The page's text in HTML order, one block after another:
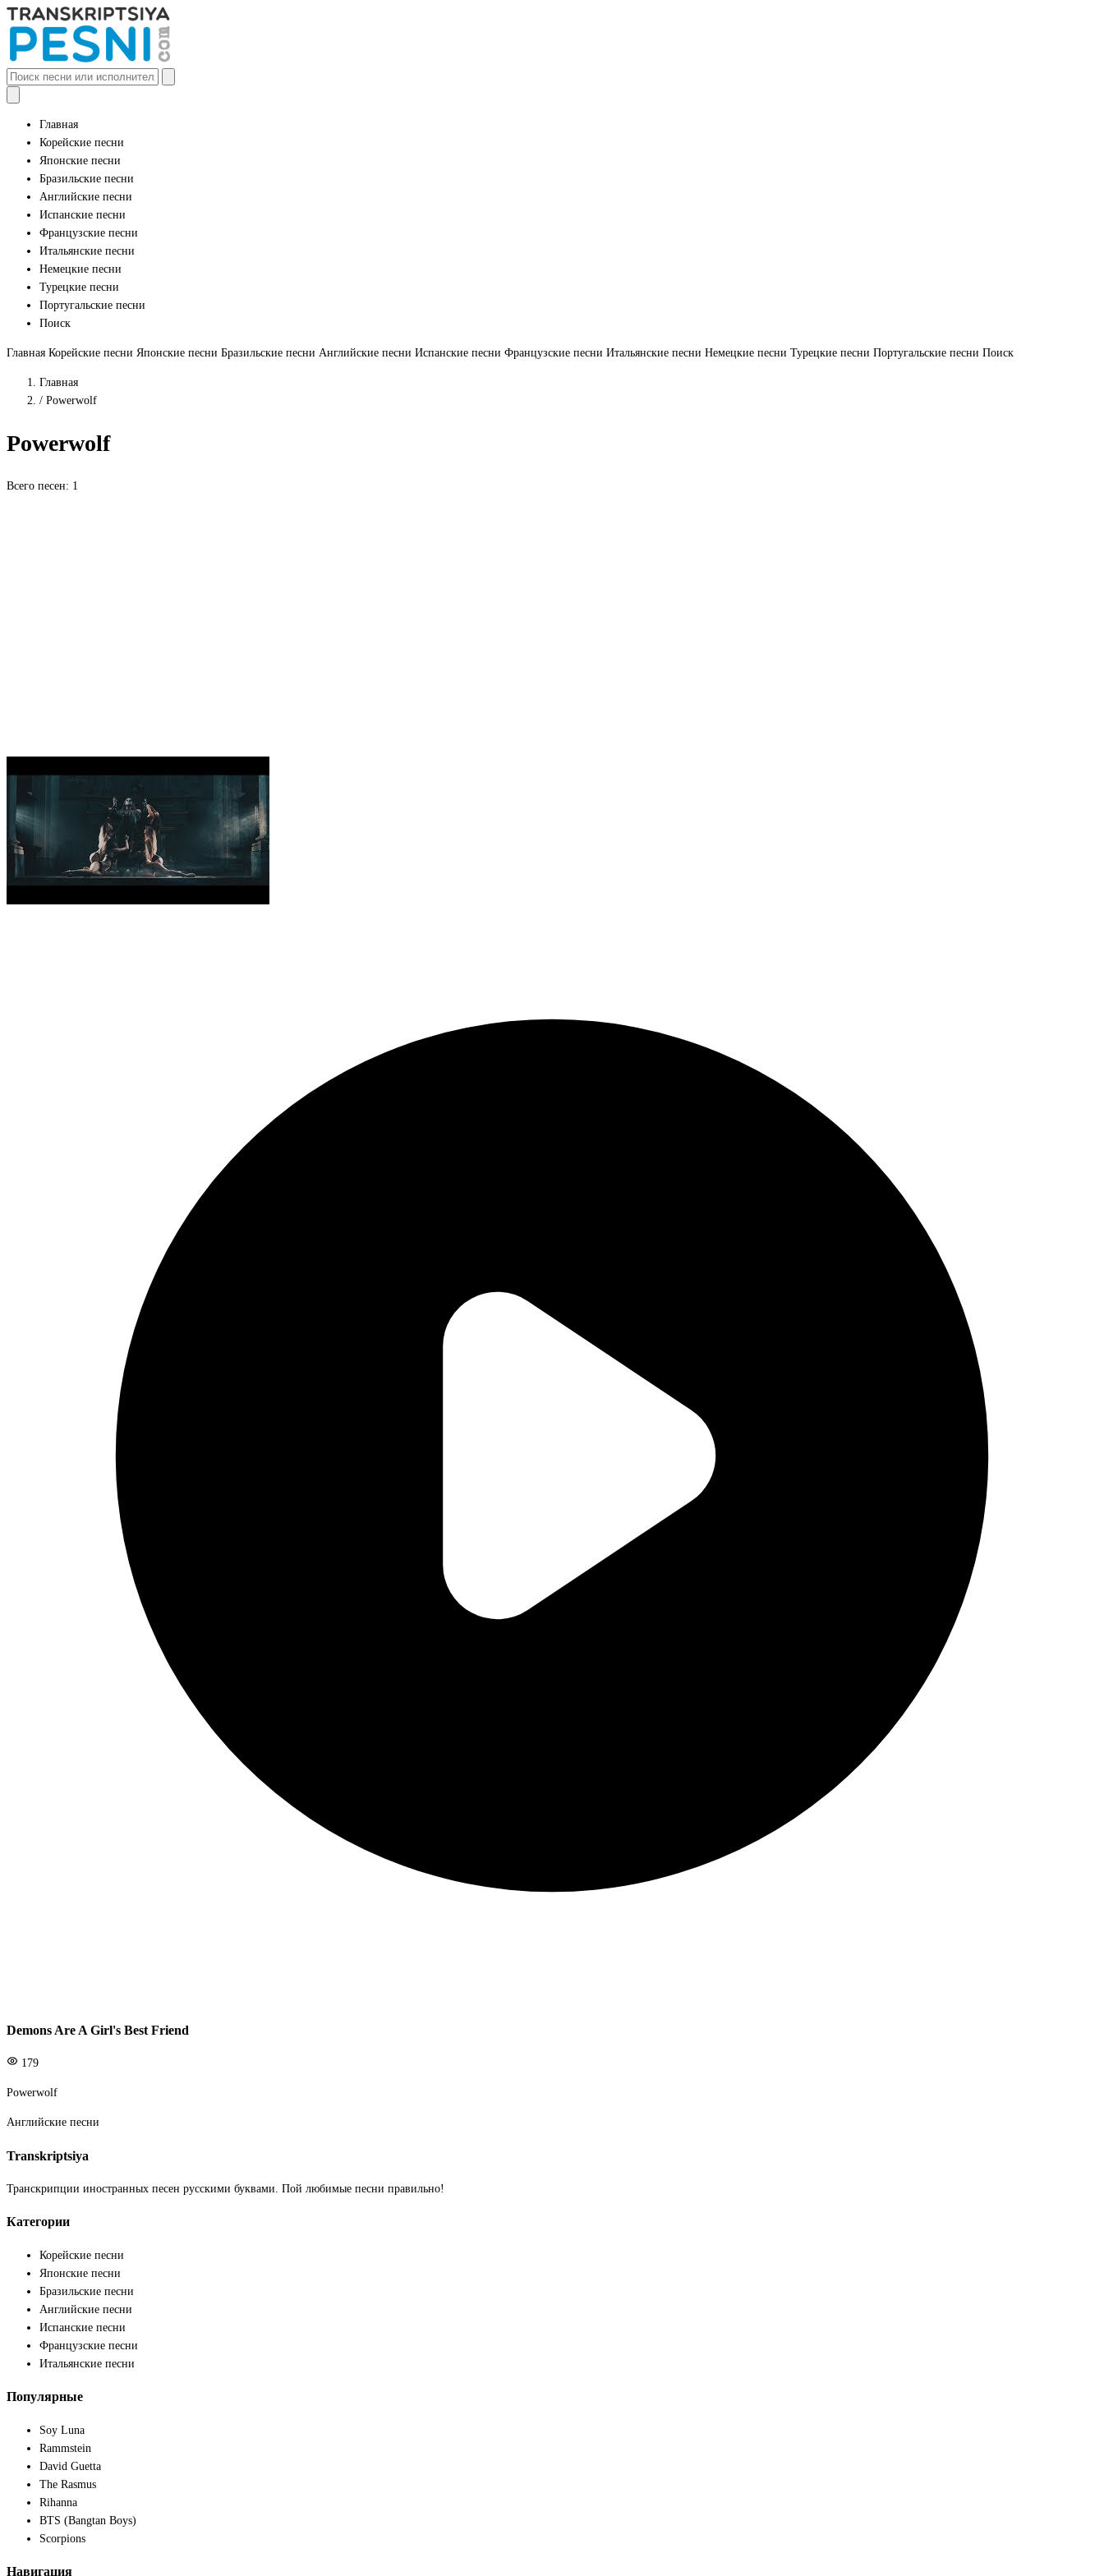
Главная
Корейские песни
Японские песни
Бразильские песни
Английские песни
Испанские песни
Французские песни
Итальянские песни
Немецкие песни
Турецкие песни
Португальские песни
Поиск
Главная Корейские песни Японские песни Бразильские песни Английские песни Испанские песни Французские песни Итальянские песни Немецкие песни Турецкие песни Португальские песни Поиск
Главная
/ Powerwolf
Powerwolf
Всего песен: 1
Demons Are A Girl's Best Friend
179
Powerwolf
Английские песни
Transkriptsiya
Транскрипции иностранных песен русскими буквами. Пой любимые песни правильно!
Категории
Корейские песни
Японские песни
Бразильские песни
Английские песни
Испанские песни
Французские песни
Итальянские песни
Популярные
Soy Luna
Rammstein
David Guetta
The Rasmus
Rihanna
BTS (Bangtan Boys)
Scorpions
Навигация